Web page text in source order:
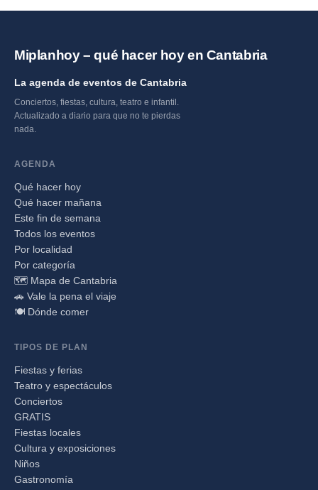
Miplanhoy – qué hacer hoy en Cantabria
La agenda de eventos de Cantabria
Conciertos, fiestas, cultura, teatro e infantil.
Actualizado a diario para que no te pierdas
nada.
AGENDA
Qué hacer hoy
Qué hacer mañana
Este fin de semana
Todos los eventos
Por localidad
Por categoría
🗺️ Mapa de Cantabria
🚗 Vale la pena el viaje
🍽️ Dónde comer
TIPOS DE PLAN
Fiestas y ferias
Teatro y espectáculos
Conciertos
GRATIS
Fiestas locales
Cultura y exposiciones
Niños
Gastronomía